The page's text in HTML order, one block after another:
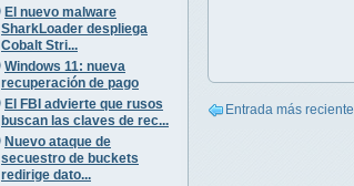
El nuevo malware
SharkLoader despliega
Cobalt Stri...
Windows 11: nueva
recuperación de pago
El FBI advierte que rusos
buscan las claves de rec...
Nuevo ataque de
secuestro de buckets
redirige dato...
Entrada más reciente